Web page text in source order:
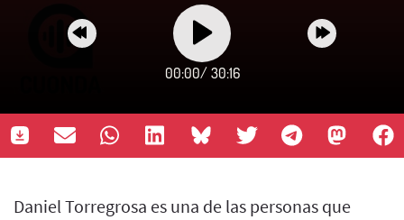
00:00/ 30:16
Daniel Torregrosa es una de las personas que